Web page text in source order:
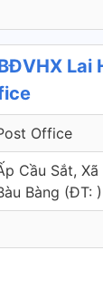
Lai
Office
Cầu Sắt,
Bàng (ÐT: )